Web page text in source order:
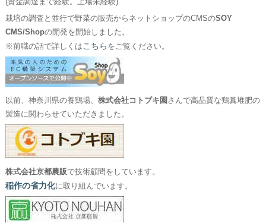
(資金調達まで経験。上場未経験)
栽培の調査と並行で野菜の販売からネットショップのCMSのSOY
CMS/Shopの開発を開始しました。
※前職の話で詳しくは こちら をご覧ください。
以前、神奈川県の養鶏場、 株式会社コトブキ園 さんで高品質な鶏糞堆肥の
製造に関わらせていただきました。
株式会社京都農販で技術顧問をしています。
稲作の省力化に取り組んでいます。